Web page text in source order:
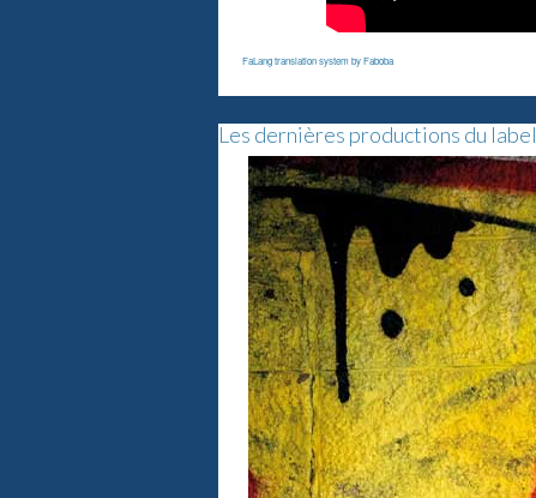
FaLang translation system by Faboba
Les dernières productions du label